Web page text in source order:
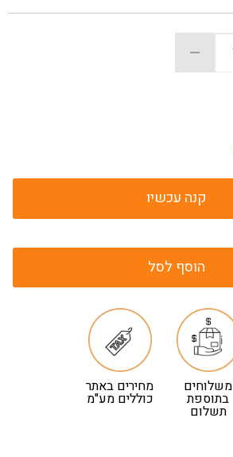
קנה עכשיו
הוסף לסל
משלוחים
בתוספת
תשלום
מחירים באתר
כוללים מע"מ